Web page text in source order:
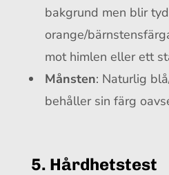
bakgrund men blir
orange/
mot himlen eller ett
Månsten: Naturlig
behåller sin färg
5. Hårdhetstest